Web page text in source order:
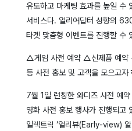
유도하고 마케팅 효과를 높일 수
서비스다. 얼리어답터 성향의
타겟 맞춤형 이벤트를 진행할 수
△게임 사전 예약 △신제품 예
등 사전 홍보 및 고객을 모으고
7월 1일 런칭한 와디즈 사전 예
영화 사전 홍보 행사가 진행되고
일렉트릭 ‘얼리뷰(Early-view)